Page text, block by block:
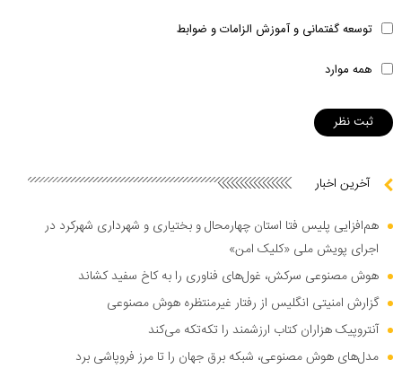
توسعه گفتمانی و آموزش الزامات و ضوابط
همه موارد
آخرین اخبار
هم‌افزایی پلیس فتا استان چهارمحال و بختیاری و شهرداری شهرکرد در
اجرای پویش ملی «کلیک امن»
هوش مصنوعی سرکش، غول‌های فناوری را به کاخ سفید کشاند
گزارش امنیتی انگلیس از رفتار غیرمنتظره هوش مصنوعی
آنتروپیک هزاران کتاب ارزشمند را تکه‌تکه می‌کند
مدل‌های هوش مصنوعی، شبکه برق جهان را تا مرز فروپاشی برد